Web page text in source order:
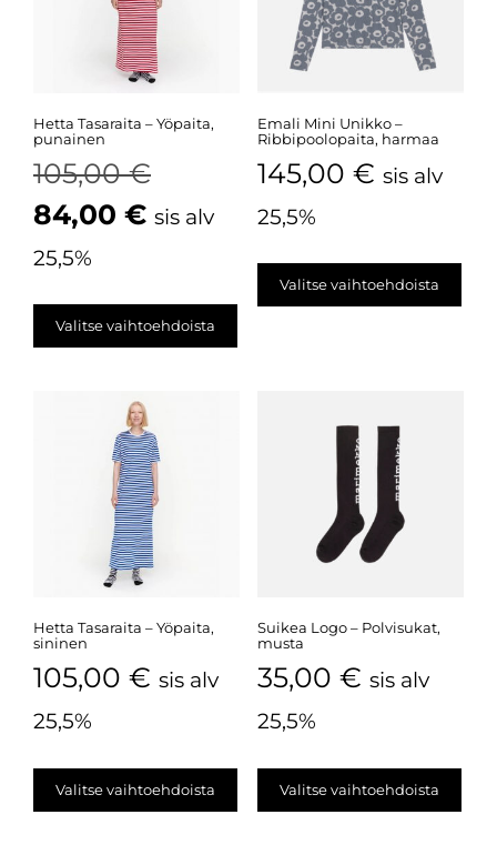
Hetta Tasaraita – Yöpaita,
punainen
105,00€
84,00 € sis alv
25,5%
Valitse vaihtoehdoista
Emali Mini Unikko –
Ribbipoolopaita, harmaa
145,00 € sis alv
25,5%
Valitse vaihtoehdoista
Hetta Tasaraita – Yöpaita,
sininen
105,00 € sis alv
25,5%
Valitse vaihtoehdoista
Suikea Logo – Polvisukat,
musta
35,00 € sis alv
25,5%
Valitse vaihtoehdoista